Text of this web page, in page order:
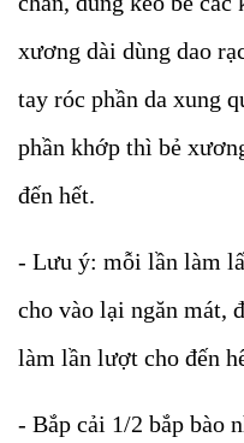
xương dài dùng dao
tay róc phần da xung
phần khớp thì bẻ
đến hết.
- Lưu ý: mỗi lần làm
cho vào lại ngăn mát,
làm lần lượt cho đến
- Bắp cải 1/2 bắp bào